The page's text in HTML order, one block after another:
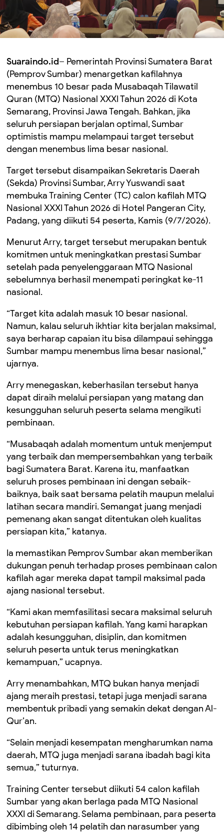
Suaraindo.id– Pemerintah Provinsi Sumatera Barat
(Pemprov Sumbar) menargetkan kafilahnya
menembus 10 besar pada Musabaqah Tilawatil
Quran (MTQ) Nasional XXXI Tahun 2026 di Kota
Semarang, Provinsi Jawa Tengah. Bahkan, jika
seluruh persiapan berjalan optimal, Sumbar
optimistis mampu melampaui target tersebut
dengan menembus lima besar nasional.
Target tersebut disampaikan Sekretaris Daerah
(Sekda) Provinsi Sumbar, Arry Yuswandi saat
membuka Training Center (TC) calon kafilah MTQ
Nasional XXXI Tahun 2026 di Hotel Pangeran City,
Padang, yang diikuti 54 peserta, Kamis (9/7/2026).
Menurut Arry, target tersebut merupakan bentuk
komitmen untuk meningkatkan prestasi Sumbar
setelah pada penyelenggaraan MTQ Nasional
sebelumnya berhasil menempati peringkat ke-11
nasional.
“Target kita adalah masuk 10 besar nasional.
Namun, kalau seluruh ikhtiar kita berjalan maksimal,
saya berharap capaian itu bisa dilampaui sehingga
Sumbar mampu menembus lima besar nasional,”
ujarnya.
Arry menegaskan, keberhasilan tersebut hanya
dapat diraih melalui persiapan yang matang dan
kesungguhan seluruh peserta selama mengikuti
pembinaan.
“Musabaqah adalah momentum untuk menjemput
yang terbaik dan mempersembahkan yang terbaik
bagi Sumatera Barat. Karena itu, manfaatkan
seluruh proses pembinaan ini dengan sebaik-
baiknya, baik saat bersama pelatih maupun melalui
latihan secara mandiri. Semangat juang menjadi
pemenang akan sangat ditentukan oleh kualitas
persiapan kita,” katanya.
Ia memastikan Pemprov Sumbar akan memberikan
dukungan penuh terhadap proses pembinaan calon
kafilah agar mereka dapat tampil maksimal pada
ajang nasional tersebut.
“Kami akan memfasilitasi secara maksimal seluruh
kebutuhan persiapan kafilah. Yang kami harapkan
adalah kesungguhan, disiplin, dan komitmen
seluruh peserta untuk terus meningkatkan
kemampuan,” ucapnya.
Arry menambahkan, MTQ bukan hanya menjadi
ajang meraih prestasi, tetapi juga menjadi sarana
membentuk pribadi yang semakin dekat dengan Al-
Qur’an.
“Selain menjadi kesempatan mengharumkan nama
daerah, MTQ juga menjadi sarana ibadah bagi kita
semua,” tuturnya.
Training Center tersebut diikuti 54 calon kafilah
Sumbar yang akan berlaga pada MTQ Nasional
XXXI di Semarang. Selama pembinaan, para peserta
dibimbing oleh 14 pelatih dan narasumber yang